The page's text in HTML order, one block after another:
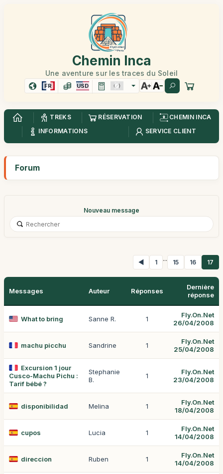
Chemin Inca
Une aventure sur les traces du Soleil
FR USD
TREKS RÉSERVATION
CHEMIN INCA
INFORMATIONS
SERVICE CLIENT
Forum
Nouveau message
◀ 1 ... 15 16 17
Messages Auteur Réponses
Dernière
réponse
What to bring Sanne R. 1
Fly.On.Net
26/04/2008
machu picchu Sandrine 1
Fly.On.Net
25/04/2008
Excursion 1 jour
Cusco-Machu Pichu :
Tarif bébé ?
Stephanie
B.
1
Fly.On.Net
23/04/2008
disponibilidad Melina 1
Fly.On.Net
18/04/2008
cupos Lucia 1
Fly.On.Net
14/04/2008
direccion Ruben 1
Fly.On.Net
14/04/2008